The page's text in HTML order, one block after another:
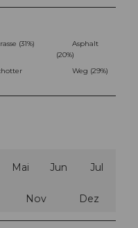
(31%)
Asphalt
(20%)
Weg (29%)
Mai Jun Jul
Nov Dez